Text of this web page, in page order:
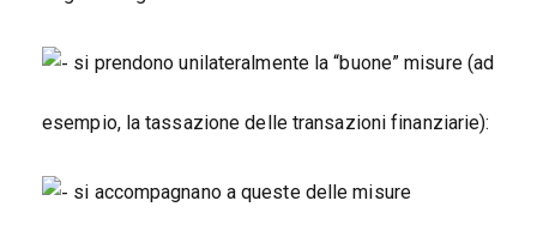
si prendono unilateralmente la “buone” misure (ad
esempio, la tassazione delle transazioni finanziarie):
si accompagnano a queste delle misure